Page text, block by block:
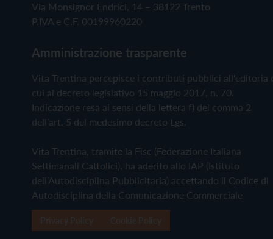
Via Monsignor Endrici, 14 – 38122 Trento
P.IVA e C.F. 00199960220
Amministrazione trasparente
Vita Trentina percepisce i contributi pubblici all'editoria
cui al decreto legislativo 15 maggio 2017, n. 70.
Indicazione resa ai sensi della lettera f) del comma 2
dell'art. 5 del medesimo decreto Lgs.
Vita Trentina, tramite la Fisc (Federazione Italiana
Settimanali Cattolici), ha aderito allo IAP (Istituto
dell'Autodisciplina Pubblicitaria) accettando il Codice di
Autodisciplina della Comunicazione Commerciale